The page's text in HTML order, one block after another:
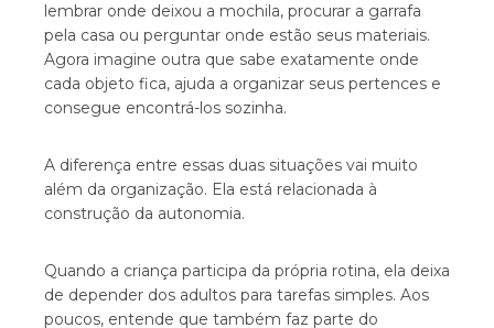
lembrar onde deixou a mochila, procurar a garrafa
pela casa ou perguntar onde estão seus materiais.
Agora imagine outra que sabe exatamente onde
cada objeto fica, ajuda a organizar seus pertences e
consegue encontrá-los sozinha.
A diferença entre essas duas situações vai muito
além da organização. Ela está relacionada à
construção da autonomia.
Quando a criança participa da própria rotina, ela deixa
de depender dos adultos para tarefas simples. Aos
poucos, entende que também faz parte do